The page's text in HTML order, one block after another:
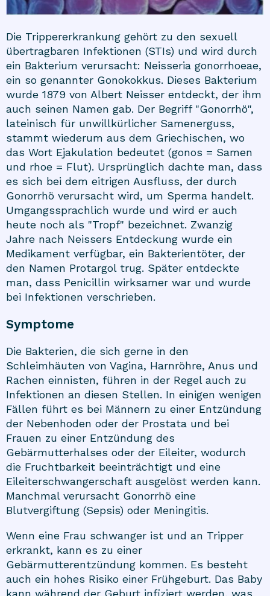
Die Trippererkrankung gehört zu den sexuell
übertragbaren Infektionen (STIs) und wird durch
ein Bakterium verursacht: Neisseria gonorrhoeae,
ein so genannter Gonokokkus. Dieses Bakterium
wurde 1879 von Albert Neisser entdeckt, der ihm
auch seinen Namen gab. Der Begriff "Gonorrhö",
lateinisch für unwillkürlicher Samenerguss,
stammt wiederum aus dem Griechischen, wo
das Wort Ejakulation bedeutet (gonos = Samen
und rhoe = Flut). Ursprünglich dachte man, dass
es sich bei dem eitrigen Ausfluss, der durch
Gonorrhö verursacht wird, um Sperma handelt.
Umgangssprachlich wurde und wird er auch
heute noch als "Tropf" bezeichnet. Zwanzig
Jahre nach Neissers Entdeckung wurde ein
Medikament verfügbar, ein Bakterientöter, der
den Namen Protargol trug. Später entdeckte
man, dass Penicillin wirksamer war und wurde
bei Infektionen verschrieben.
Symptome
Die Bakterien, die sich gerne in den
Schleimhäuten von Vagina, Harnröhre, Anus und
Rachen einnisten, führen in der Regel auch zu
Infektionen an diesen Stellen. In einigen wenigen
Fällen führt es bei Männern zu einer Entzündung
der Nebenhoden oder der Prostata und bei
Frauen zu einer Entzündung des
Gebärmutterhalses oder der Eileiter, wodurch
die Fruchtbarkeit beeinträchtigt und eine
Eileiterschwangerschaft ausgelöst werden kann.
Manchmal verursacht Gonorrhö eine
Blutvergiftung (Sepsis) oder Meningitis.
Wenn eine Frau schwanger ist und an Tripper
erkrankt, kann es zu einer
Gebärmutterentzündung kommen. Es besteht
auch ein hohes Risiko einer Frühgeburt. Das Baby
kann während der Geburt infiziert werden, was